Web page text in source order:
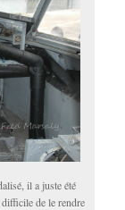
il a juste été
de le rendre